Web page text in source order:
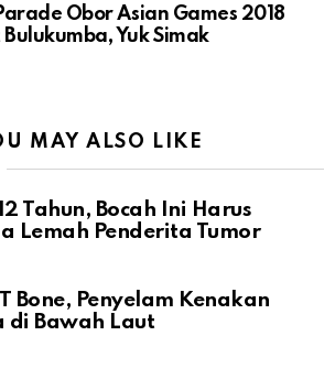
Obor Asian Games 2018
Yuk Simak
MAY ALSO LIKE
Tahun, Bocah Ini Harus
Lemah Penderita Tumor
Bone, Penyelam Kenakan
di Bawah Laut